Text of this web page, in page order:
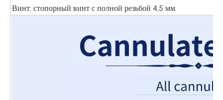
·Винт: стопорный винт с полной резьбой 4,5 мм.